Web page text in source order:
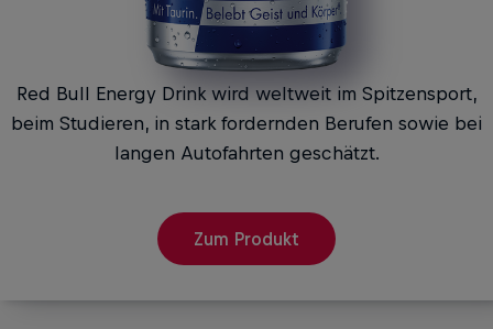
Red Bull Energy Drink wird weltweit im Spitzensport,
beim Studieren, in stark fordernden Berufen sowie bei
langen Autofahrten geschätzt.
Zum Produkt